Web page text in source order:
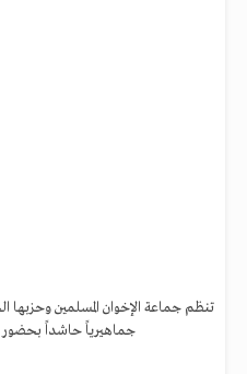
تنظم جماعة الإخوان المسلمين وحزبها
جماهيرياً حاشداً بحضور